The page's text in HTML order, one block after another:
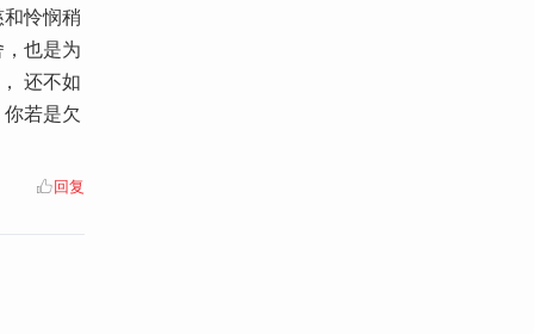
怜悯稍
也是为
还不如
若是欠
回复